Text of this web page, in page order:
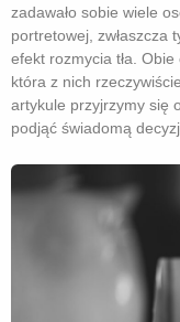
zadawało sobie wiele
portretowej, zwłaszcza
efekt rozmycia tła.
która z nich
artykule przyjrzymy się
podjąć świadomą